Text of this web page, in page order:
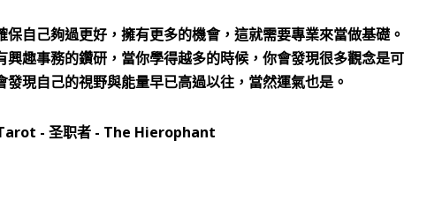
自己夠過更好，擁有更多的機會，這就需要專業來當做基礎。
趣事務的鑽研，當你學得越多的時候，你會發現很多觀念是可
現自己的視野與能量早已高過以往，當然運氣也是。